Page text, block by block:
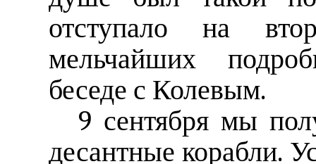
отступало на
мельчайших
беседе с Колевым.
9 сентября мы
десантные корабли.